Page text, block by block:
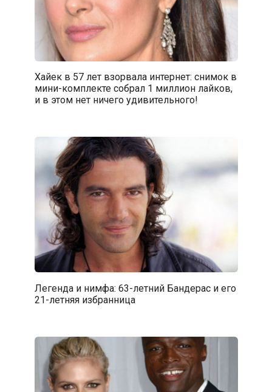
Хайек в 57 лет взорвала интернет: снимок в
мини-комплекте собрал 1 миллион лайков,
и в этом нет ничего удивительного!
Легенда и нимфа: 63-летний Бандерас и его
21-летняя избранница